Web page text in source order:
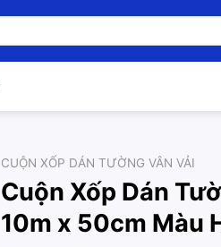
CUỘN XỐP DÁN TƯỜNG VÂN VẢI
Cuộn Xốp Dán
10m x 50cm Màu